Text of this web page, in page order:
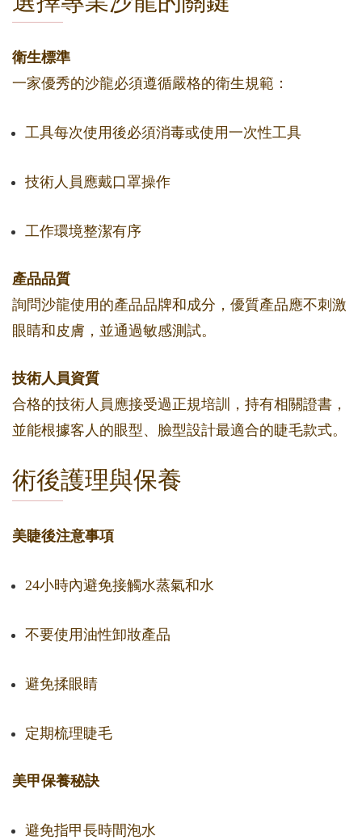
衛生標準
一家優秀的沙龍必須遵循嚴格的衛生規範：
工具每次使用後必須消毒或使用一次性工具
技術人員應戴口罩操作
工作環境整潔有序
產品品質
詢問沙龍使用的產品品牌和成分，優質產品應不刺激
眼睛和皮膚，並通過敏感測試。
技術人員資質
合格的技術人員應接受過正規培訓，持有相關證書，
並能根據客人的眼型、臉型設計最適合的睫毛款式。
術後護理與保養
美睫後注意事項
24小時內避免接觸水蒸氣和水
不要使用油性卸妝產品
避免揉眼睛
定期梳理睫毛
美甲保養秘訣
避免指甲長時間泡水